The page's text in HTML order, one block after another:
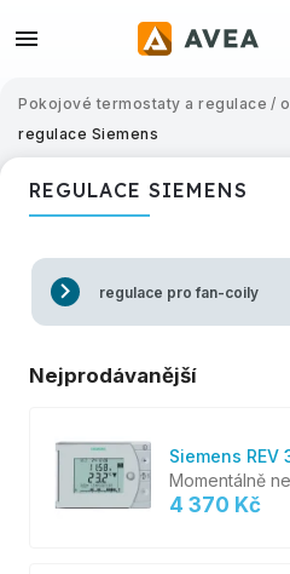
Pokojové termostaty a regulace /
regulace Siemens
REGULACE SIEMENS
regulace pro fan-coily
Nejprodávanější
Siemens REV
Momentálně
4 370 Kč